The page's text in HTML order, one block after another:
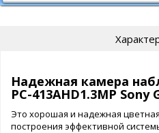
Надежная камера
PC-413AHD1.3MP Sony
Это хорошая и надежная цветная
построения эффективной